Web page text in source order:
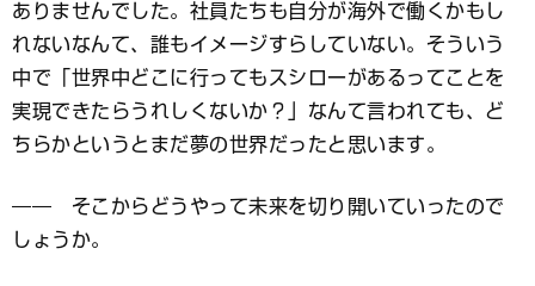
ありませんでした。社員たちも自分が海外で働くかもし
れないなんて、誰もイメージすらしていない。そういう
中で「世界中どこに行ってもスシローがあるってことを
実現できたらうれしくないか？」なんて言われても、ど
ちらかというとまだ夢の世界だったと思います。
―― そこからどうやって未来を切り開いていったので
しょうか。